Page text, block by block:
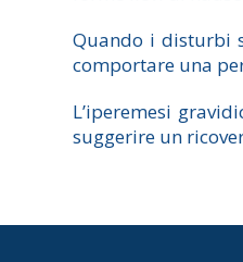
Quando i disturbi
comportare una
L’iperemesi
suggerire un